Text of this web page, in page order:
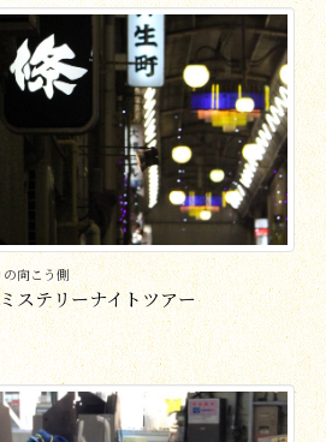
向こう側
ステリーナイトツアー